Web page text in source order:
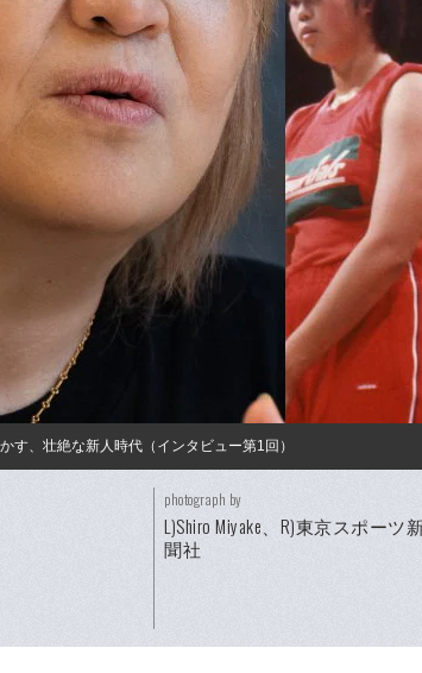
す、壮絶な新人時代（インタビュー第1回）
photograph by
L)Shiro Miyake、R)東京スポーツ
聞社